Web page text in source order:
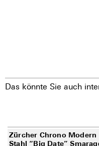
Das könnte Sie auch
Zürcher Chrono Modern
Stahl “Big Date”